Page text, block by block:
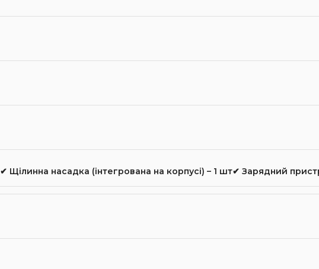
✔ Щілинна насадка (інтегрована на корпусі) – 1 шт✔ Зарядний